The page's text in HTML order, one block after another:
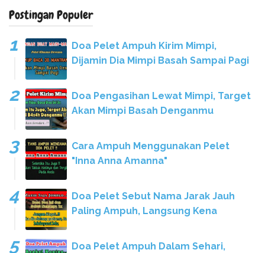
Postingan Populer
Doa Pelet Ampuh Kirim Mimpi,
Dijamin Dia Mimpi Basah Sampai Pagi
Doa Pengasihan Lewat Mimpi, Target
Akan Mimpi Basah Denganmu
Cara Ampuh Menggunakan Pelet
"Inna Anna Amanna"
Doa Pelet Sebut Nama Jarak Jauh
Paling Ampuh, Langsung Kena
Doa Pelet Ampuh Dalam Sehari,